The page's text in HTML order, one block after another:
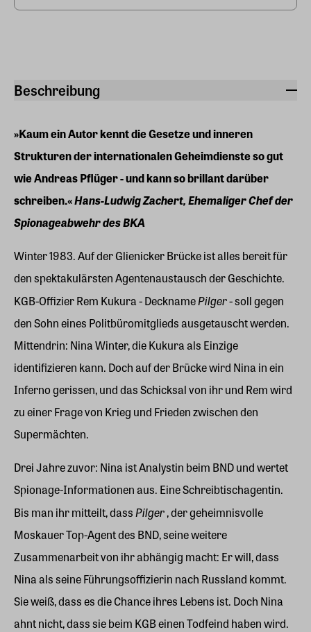
Beschreibung
»Kaum ein Autor kennt die Gesetze und inneren
Strukturen der internationalen Geheimdienste so gut
wie Andreas Pflüger - und kann so brillant darüber
schreiben.«Hans-Ludwig Zachert, Ehemaliger Chef der
Spionageabwehr des BKA
Winter 1983. Auf der Glienicker Brücke ist alles bereit für
den spektakulärsten Agentenaustausch der Geschichte.
KGB-Offizier Rem Kukura - DecknamePilger- soll gegen
den Sohn eines Politbüromitglieds ausgetauscht werden.
Mittendrin: Nina Winter, die Kukura als Einzige
identifizieren kann. Doch auf der Brücke wird Nina in ein
Inferno gerissen, und das Schicksal von ihr und Rem wird
zu einer Frage von Krieg und Frieden zwischen den
Supermächten.
Drei Jahre zuvor: Nina ist Analystin beim BND und wertet
Spionage-Informationen aus. Eine Schreibtischagentin.
Bis man ihr mitteilt, dassPilger, der geheimnisvolle
Moskauer Top-Agent des BND, seine weitere
Zusammenarbeit von ihr abhängig macht: Er will, dass
Nina als seine Führungsoffizierin nach Russland kommt.
Sie weiß, dass es die Chance ihres Lebens ist. Doch Nina
ahnt nicht, dass sie beim KGB einen Todfeind haben wird.